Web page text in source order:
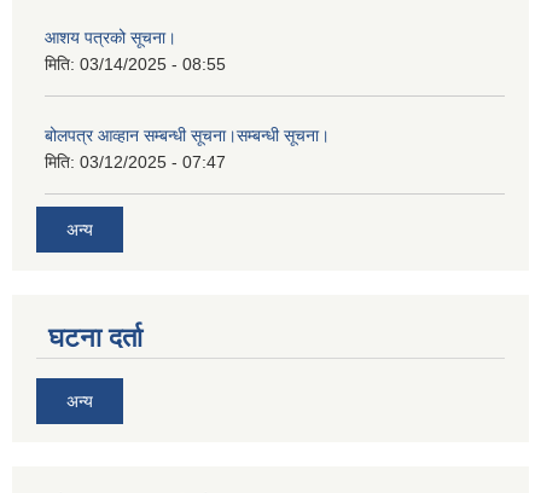
आशय पत्रको सूचना।
मिति: 03/14/2025 - 08:55
बोलपत्र आव्हान सम्बन्धी सूचना।सम्बन्धी सूचना।
मिति: 03/12/2025 - 07:47
अन्य
घटना दर्ता
अन्य